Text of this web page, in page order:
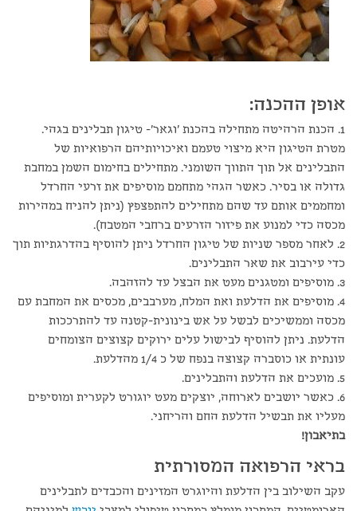
אופן ההכנה:
1. הכנת הרהיטה מתחילה בהכנת 'וגאר'- טיגון תבלינים בגהי.
מטרת הטיגון היא מיצוי טעמם ואיכויותיהם הרפואיות של
התבלינים אל תוך התווך השומני. מתחילים בחימום השמן במחבת
גדולה או בסיר. כאשר הגהי מתחמם מוסיפים את זרעי החרדל
ומחממים אותם עד שהם מתחילים להתפצפץ (ניתן להניח במהירות
מכסה כדי למנוע את פיזור הזרעים ברחבי המטבח).
2. לאחר מספר שניות של טיגון החרדל ניתן להוסיף בהדרגתיות תוך
כדי עירבוב את שאר התבלינים.
3. מוסיפים ומטגנים מעט את הבצל עד להזהבה.
4. מוסיפים את הדלעת ואת המלח, מערבבים, מכסים את המחבת עם
מכסה וממשיכים לבשל על אש בינונית-קטנה עד להתרככות
הדלעת. ניתן להוסיף לבישול עלים ירוקים קצוצים הצומחים
עונתית או כוסברה קצוצה בנפח של כ 1/4 מהדלעת.
5. מועכים את הדלעת והתבלינים.
6. כאשר יושבים לארוחה, יוצקים מעט יוגורט לקערית ומוסיפים
מעליו את תבשיל הדלעת החם והריחני.
בתיאבון!
בראי הרפואה המסורתית
עקב השילוב בין הדלעת והיוגרט המזינים והכבדים לתבלינים